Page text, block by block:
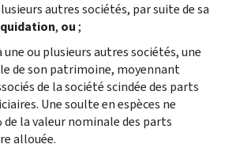
autres sociétés, par suite de sa
, ou;
une ou plusieurs autres sociétés, une
de son patrimoine, moyennant
de la société scindée des parts
Une soulte en espèces ne
de la valeur nominale des parts
allouée.